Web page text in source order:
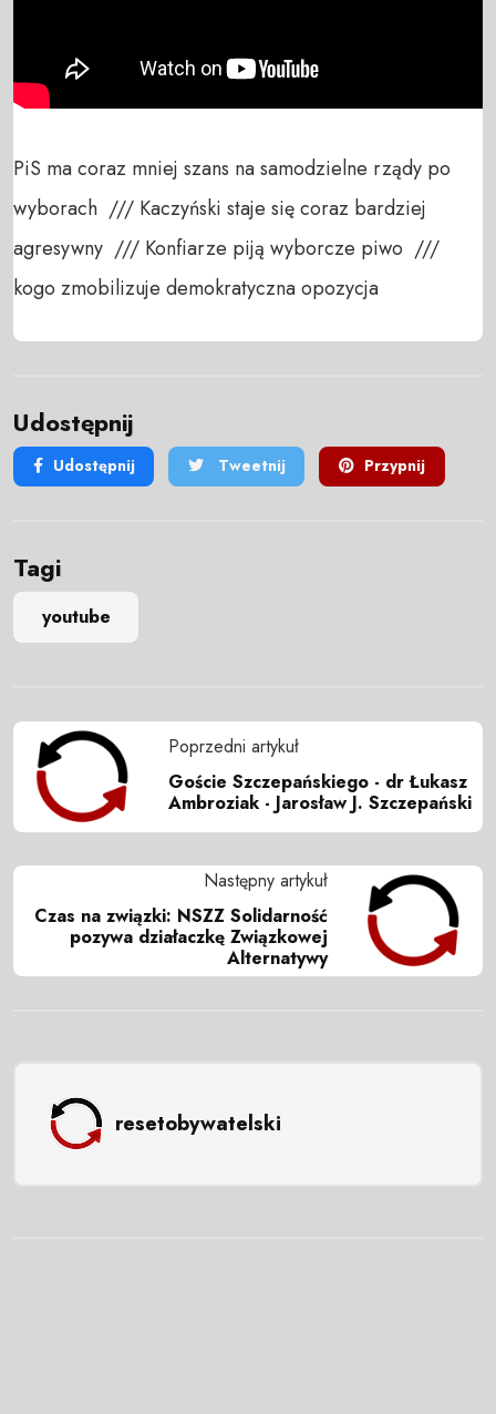
PiS ma coraz mniej szans na samodzielne rządy po
wyborach  /// Kaczyński staje się coraz bardziej
agresywny  /// Konfiarze piją wyborcze piwo  ///
kogo zmobilizuje demokratyczna opozycja
Udostępnij
Udostępnij Tweetnij Przypnij
Tagi
youtube
Poprzedni artykuł
Goście Szczepańskiego - dr Łukasz
Ambroziak - Jarosław J. Szczepański
Następny artykuł
Czas na związki: NSZZ Solidarność
pozywa działaczkę Związkowej
Alternatywy
resetobywatelski